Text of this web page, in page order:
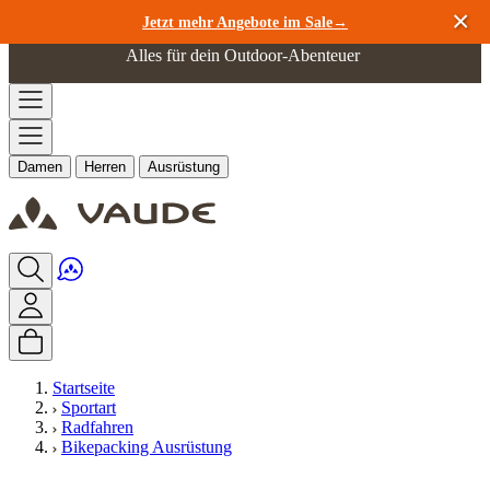
Jetzt mehr Angebote im Sale→
Zum Inhalt springen
Alles für dein Outdoor-Abenteuer
Damen Herren Ausrüstung
Startseite
Sportart
Radfahren
Bikepacking Ausrüstung